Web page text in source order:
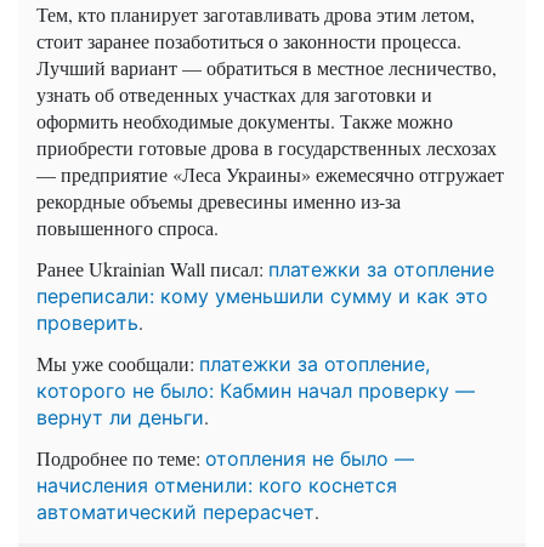
Тем, кто планирует заготавливать дрова этим летом,
стоит заранее позаботиться о законности процесса.
Лучший вариант — обратиться в местное лесничество,
узнать об отведенных участках для заготовки и
оформить необходимые документы. Также можно
приобрести готовые дрова в государственных лесхозах
— предприятие «Леса Украины» ежемесячно отгружает
рекордные объемы древесины именно из-за
повышенного спроса.
Ранее Ukrainian Wall писал: платежки за отопление
переписали: кому уменьшили сумму и как это
проверить.
Мы уже сообщали: платежки за отопление,
которого не было: Кабмин начал проверку —
вернут ли деньги.
Подробнее по теме: отопления не было —
начисления отменили: кого коснется
автоматический перерасчет.